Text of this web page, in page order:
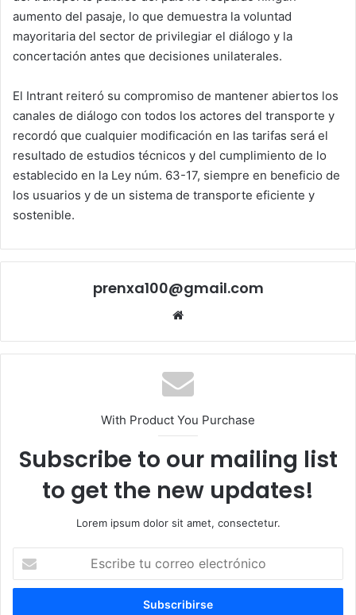
aumento del pasaje, lo que demuestra la voluntad
mayoritaria del sector de privilegiar el diálogo y la
concertación antes que decisiones unilaterales.
El Intrant reiteró su compromiso de mantener abiertos los
canales de diálogo con todos los actores del transporte y
recordó que cualquier modificación en las tarifas será el
resultado de estudios técnicos y del cumplimiento de lo
establecido en la Ley núm. 63-17, siempre en beneficio de
los usuarios y de un sistema de transporte eficiente y
sostenible.
prenxa100@gmail.com
With Product You Purchase
Subscribe to our mailing list
to get the new updates!
Lorem ipsum dolor sit amet, consectetur.
correo